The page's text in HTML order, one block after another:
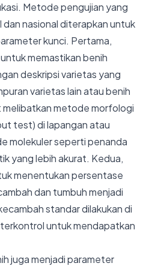
Metode pengujian yang
nasional diterapkan untuk
kunci. Pertama,
memastikan benih
deskripsi varietas yang
varietas lain atau benih
melibatkan metode morfologi
test) di lapangan atau
molekuler seperti penanda
yang lebih akurat. Kedua,
menentukan persentase
dan tumbuh menjadi
standar dilakukan di
untuk mendapatkan
juga menjadi parameter